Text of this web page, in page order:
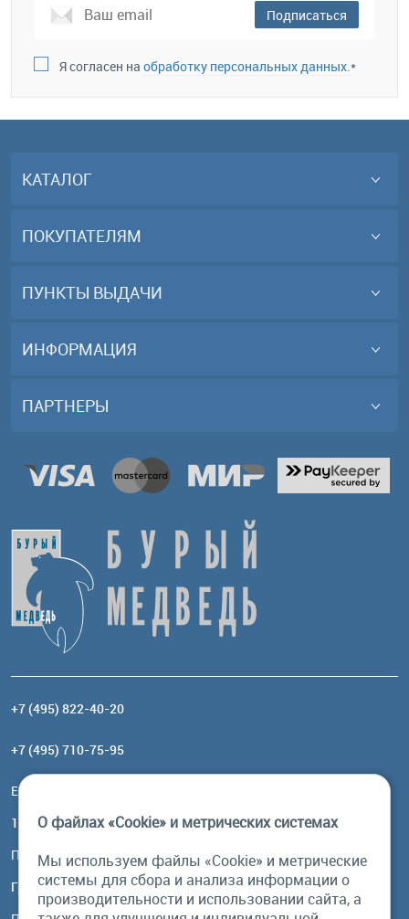
Подписаться
Я согласен на обработку персональных данных.*
КАТАЛОГ
ПОКУПАТЕЛЯМ
ПУНКТЫ ВЫДАЧИ
ИНФОРМАЦИЯ
ПАРТНЕРЫ
+7 (495) 822-40-20
+7 (495) 710-75-95
Email:
117485, Москва, ул. Профсоюзная, 84/32, корп 1
Посмотреть на карте
График работы
О файлах «Cookie» и метрических системах
Мы используем файлы «Cookie» и метрические
системы для сбора и анализа информации о
производительности и использовании сайта, а